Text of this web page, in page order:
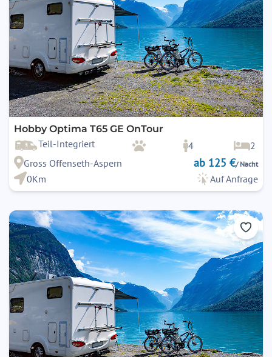
Hobby Optima T65 GE OnTour
Teil-Integriert 4
2
Gross Offenseth-Aspern
ab 125 €/ Nacht
0Km Auf Anfrage